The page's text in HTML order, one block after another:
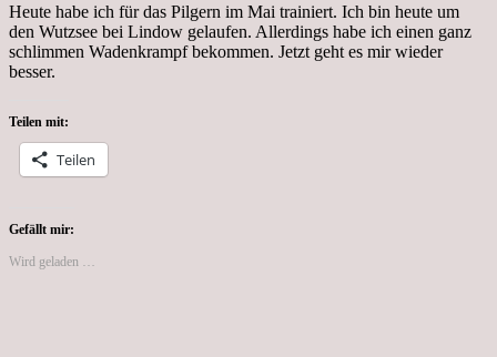
Heute habe ich für das Pilgern im Mai trainiert. Ich bin heute um
den Wutzsee bei Lindow gelaufen. Allerdings habe ich einen ganz
schlimmen Wadenkrampf bekommen. Jetzt geht es mir wieder
besser.
Teilen mit:
Teilen
Gefällt mir:
Wird geladen …